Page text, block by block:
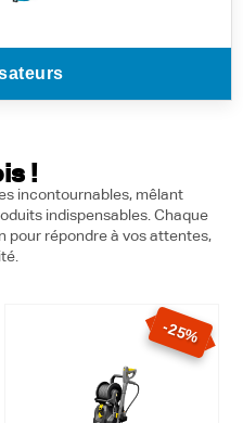
!
incontournables, mêlant
indispensables. Chaque
pour répondre à vos attentes,
-25%